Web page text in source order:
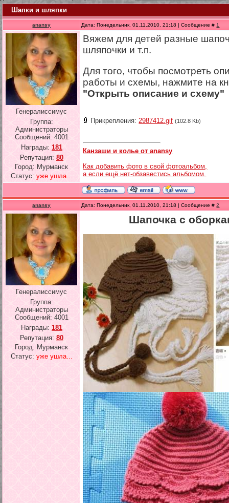
Шапки и шляпки
anansy Дата: Понедельник, 01.11.2010, 21:18 | Сообщение # 1
Генералиссимус
Группа:
Администраторы
Сообщений: 4001
Награды: 181
Репутация: 80
Город: Мурманск
Статус: уже ушла...
Вяжем для детей разные
шляпочки и т.п.
Для того, чтобы посмотреть
работы и схемы, нажмите на
"Открыть описание и схему"
Прикрепления:2987412.gif (102.8 Kb)
Канзаши и колье от anansy
Как добавить фото в свой фотоальбом,
а если ещё нет-обзавестись альбомом.
anansy Дата: Понедельник, 01.11.2010, 21:18 | Сообщение #2
Генералиссимус
Группа:
Администраторы
Сообщений: 4001
Награды: 181
Репутация: 80
Город: Мурманск
Статус: уже ушла...
Шапочка с